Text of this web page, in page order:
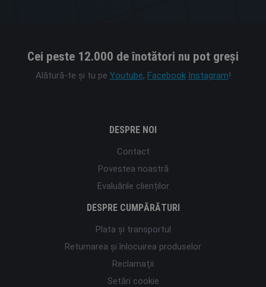
Cei peste 12.000 de înotători nu pot greși
Alătură-te și tu pe Youtube, Facebook Instagram!
DESPRE NOI
Contact
Povestea noastră
Evaluările clienților
DESPRE CUMPĂRĂTURI
Plata şi transportul
Returnarea și înlocuirea produselor
Reclamaţii
Setări cookie